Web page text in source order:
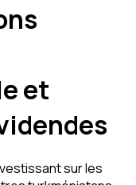
et
sur les